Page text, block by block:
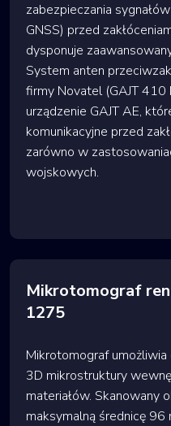
zabezpieczania
GNSS) przed
dysponuje
System anten
firmy Novatel (GAJT 410
urządzenie GAJT AE,
komunikacyjne przed
zarówno w
wojskowych.
Mikrotomograf
1275
Mikrotomograf
3D mikrostruktury
materiałów. Skanowany
maksymalną średnicę 96